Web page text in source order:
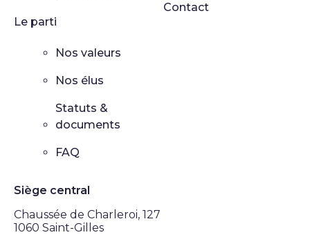
Le parti
Nos valeurs
Nos élus
Statuts &
documents
FAQ
Contact
Siège central
Chaussée de Charleroi, 127
1060 Saint-Gilles